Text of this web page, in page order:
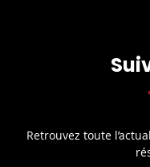
Retrouvez toute